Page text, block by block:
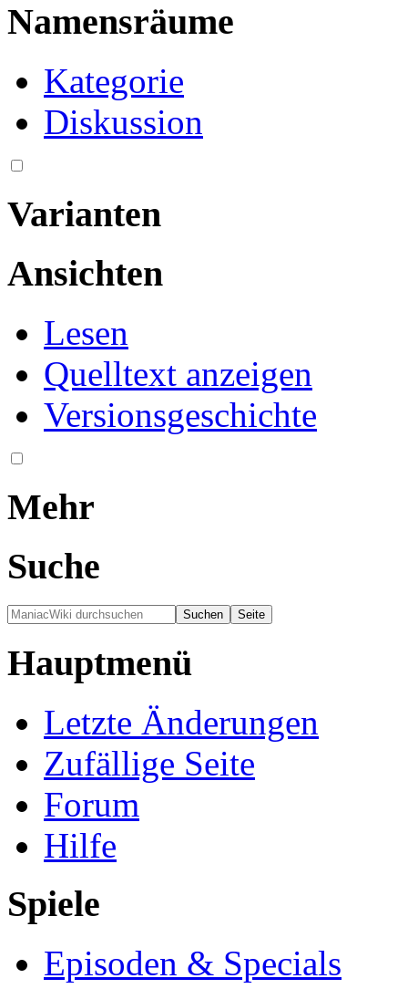
Namensräume
Kategorie
Diskussion
Varianten
Ansichten
Lesen
Quelltext anzeigen
Versionsgeschichte
Mehr
Suche
Hauptmenü
Letzte Änderungen
Zufällige Seite
Forum
Hilfe
Spiele
Episoden & Specials